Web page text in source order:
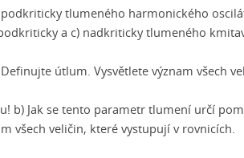
tlumeného harmonického
a c) nadkriticky tlumeného
útlum. Vysvětlete význam všech
b) Jak se tento parametr tlumení určí
všech veličin, které vystupují v rovnicích.